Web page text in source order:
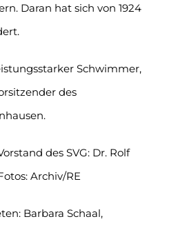
Daran hat sich von 1924
Schwimmer,
des
des SVG: Dr. Rolf
Archiv/RE
Barbara Schaal,